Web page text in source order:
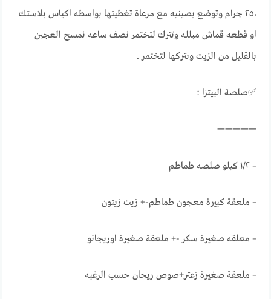
٢٥٠ جرام وتوضع بصينيه مع مرعاة تغطيتها بواسطه اكياس بلاستك
او قطعه قماش مبلله وتترك لتختمر نصف ساعه نمسح العجين
بالقليل من الزيت ونتركها لتختمر .
✅صلصة البيتزا :
➖➖➖➖➖
– ١/٢ كيلو صلصه طماطم
– ملعقة كبيرة معجون طماطم-+ زيت زيتون
– معلقه صغيرة سكر -+ ملعقة صغيرة اوريجانو
– ملعقة صغيرة زعتر+صوص ريحان حسب الرغبه